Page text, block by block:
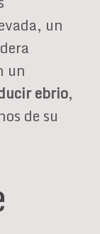
un
un
ebrio,
de su